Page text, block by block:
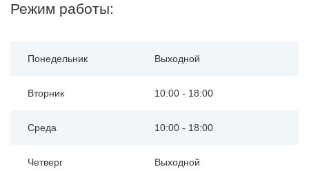
Режим работы:
Понедельник Выходной
Вторник 10:00 - 18:00
Среда 10:00 - 18:00
Четверг Выходной